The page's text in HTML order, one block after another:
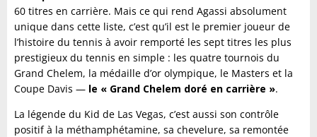
60 titres en carrière. Mais ce qui rend Agassi absolument
unique dans cette liste, c’est qu’il est le premier joueur de
l’histoire du tennis à avoir remporté les sept titres les plus
prestigieux du tennis en simple : les quatre tournois du
Grand Chelem, la médaille d’or olympique, le Masters et la
Coupe Davis — le « Grand Chelem doré en carrière ».
La légende du Kid de Las Vegas, c’est aussi son contrôle
positif à la méthamphétamine, sa chevelure, sa remontée